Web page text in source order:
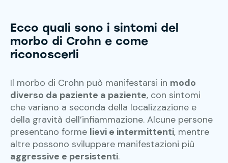
Ecco quali sono i sintomi del
morbo di Crohn e come
riconoscerli
Il morbo di Crohn può manifestarsi in modo
diverso da paziente a paziente, con sintomi
che variano a seconda della localizzazione e
della gravità dell’infiammazione. Alcune persone
presentano forme lievi e intermittenti, mentre
altre possono sviluppare manifestazioni più
aggressive e persistenti.